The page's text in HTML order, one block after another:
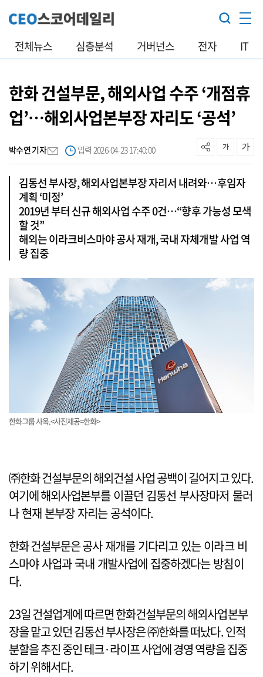
전체뉴스 심층분석 거버넌스 전자 IT
한화 건설부문, 해외사업 수주 ‘개점휴
업’…해외사업본부장 자리도 ‘공석’
박수연 기자 입력 2026-04-23 17:40:00
김동선 부사장, 해외사업본부장 자리서 내려와…후임자
계획 ‘미정’
2019년 부터 신규 해외사업 수주 0건…“향후 가능성 모색
할 것”
해외는 이라크비스마야 공사 재개, 국내 자체개발 사업 역
량 집중
한화그룹 사옥.<사진제공=한화>
㈜한화 건설부문의 해외건설 사업 공백이 길어지고 있다.
여기에 해외사업본부를 이끌던 김동선 부사장마저 물러
나 현재 본부장 자리는 공석이다.
한화 건설부문은 공사 재개를 기다리고 있는 이라크 비
스마야 사업과 국내 개발사업에 집중하겠다는 방침이
다.
23일 건설업계에 따르면 한화건설부문의 해외사업본부
장을 맡고 있던 김동선 부사장은 ㈜한화를 떠났다. 인적
분할을 추진 중인 테크·라이프 사업에 경영 역량을 집중
하기 위해서다.